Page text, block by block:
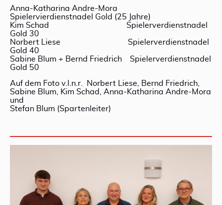
Anna-Katharina Andre-Mora
Spielervierdienstnadel Gold (25 Jahre)
Kim Schad Spielerverdienstnadel
Gold 30
Norbert Liese Spielerverdienstnadel
Gold 40
Sabine Blum + Bernd Friedrich Spielerverdienstnadel
Gold 50
Auf dem Foto v.l.n.r. Norbert Liese, Bernd Friedrich,
Sabine Blum, Kim Schad, Anna-Katharina Andre-Mora
und
Stefan Blum (Spartenleiter)